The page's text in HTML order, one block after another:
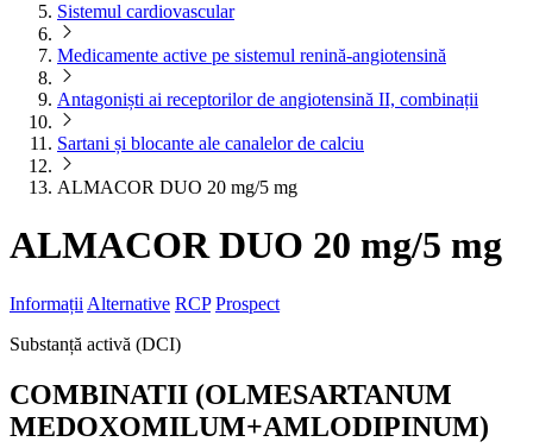
Sistemul cardiovascular
Medicamente active pe sistemul renină-angiotensină
Antagoniști ai receptorilor de angiotensină II, combinații
Sartani și blocante ale canalelor de calciu
ALMACOR DUO 20 mg/5 mg
ALMACOR DUO 20 mg/5 mg
Informații Alternative RCP Prospect
Substanță activă (DCI)
COMBINATII (OLMESARTANUM
MEDOXOMILUM+AMLODIPINUM)